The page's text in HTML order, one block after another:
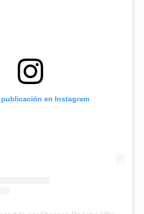
publicación en Instagram